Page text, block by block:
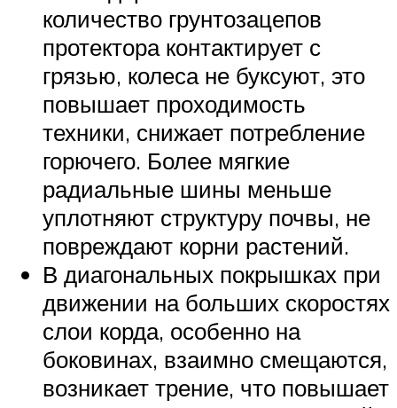
количество грунтозацепов
протектора контактирует с
грязью, колеса не буксуют, это
повышает проходимость
техники, снижает потребление
горючего. Более мягкие
радиальные шины меньше
уплотняют структуру почвы, не
повреждают корни растений.
В диагональных покрышках при
движении на больших скоростях
слои корда, особенно на
боковинах, взаимно смещаются,
возникает трение, что повышает